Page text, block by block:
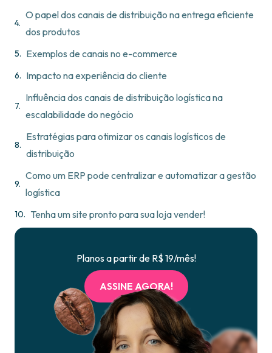
O papel dos canais de distribuição na entrega eficiente
dos produtos
Exemplos de canais no e-commerce
Impacto na experiência do cliente
Influência dos canais de distribuição logística na
escalabilidade do negócio
Estratégias para otimizar os canais logísticos de
distribuição
Como um ERP pode centralizar e automatizar a gestão
logística
Tenha um site pronto para sua loja vender!
Planos a partir de R$ 19/mês!
ASSINE AGORA!